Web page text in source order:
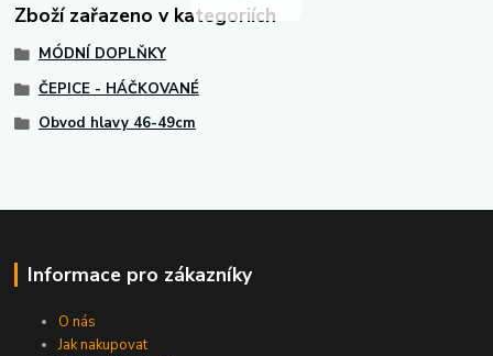
Zboží zařazeno v kategoriích
MÓDNÍ DOPLŇKY
ČEPICE - HÁČKOVANÉ
Obvod hlavy 46-49cm
Informace pro zákazníky
O nás
Jak nakupovat